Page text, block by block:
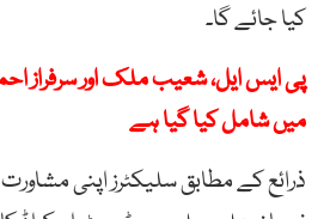
کیا جائے گا۔
پی ایس ایل، شعیب ملک اور سرفراز
میں شامل کیا گیا ہے
ذرائع کے مطابق سلیکٹرز اپنی